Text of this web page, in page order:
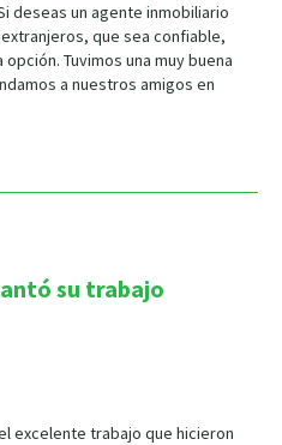
deseas un agente inmobiliario
que sea confiable,
Tuvimos una muy buena
a nuestros amigos en
su trabajo
excelente trabajo que hicieron